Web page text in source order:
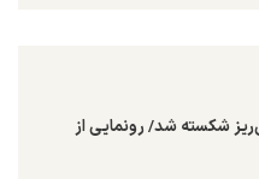
شکسته شد/ رونمایی از